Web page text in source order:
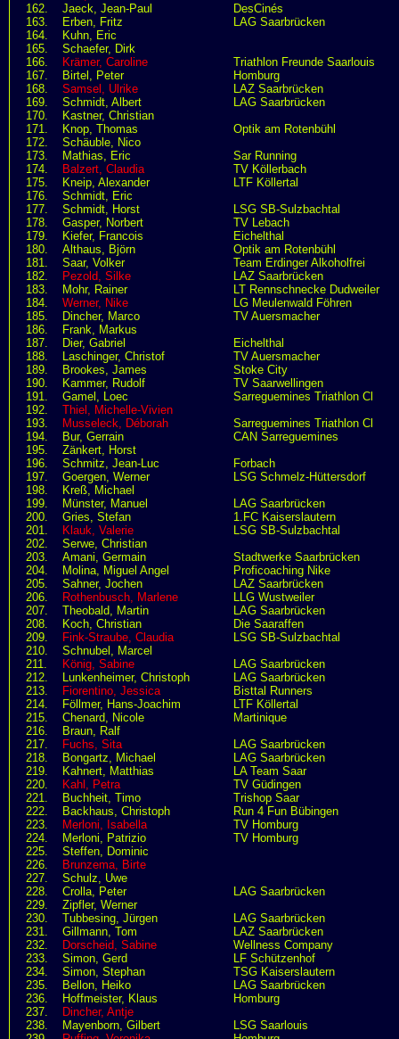
162.
Jaeck, Jean-Paul
DesCinés
163.
Erben, Fritz
LAG Saarbrücken
164.
Kuhn, Eric
165.
Schaefer, Dirk
166.
Krämer, Caroline
Triathlon Freunde Saarlouis
167.
Birtel, Peter
Homburg
168.
Samsel, Ulrike
LAZ Saarbrücken
169.
Schmidt, Albert
LAG Saarbrücken
170.
Kastner, Christian
171.
Knop, Thomas
Optik am Rotenbühl
172.
Schäuble, Nico
173.
Mathias, Eric
Sar Running
174.
Balzert, Claudia
TV Köllerbach
175.
Kneip, Alexander
LTF Köllertal
176.
Schmidt, Eric
177.
Schmidt, Horst
LSG SB-Sulzbachtal
178.
Gasper, Norbert
TV Lebach
179.
Kiefer, Francois
Eichelthal
180.
Althaus, Björn
Optik am Rotenbühl
181.
Saar, Volker
Team Erdinger Alkoholfrei
182.
Pezold, Silke
LAZ Saarbrücken
183.
Mohr, Rainer
LT Rennschnecke Dudweiler
184.
Werner, Nike
LG Meulenwald Föhren
185.
Dincher, Marco
TV Auersmacher
186.
Frank, Markus
187.
Dier, Gabriel
Eichelthal
188.
Laschinger, Christof
TV Auersmacher
189.
Brookes, James
Stoke City
190.
Kammer, Rudolf
TV Saarwellingen
191.
Gamel, Loec
Sarreguemines Triathlon Cl
192.
Thiel, Michelle-Vivien
193.
Musseleck, Déborah
Sarreguemines Triathlon Cl
194.
Bur, Gerrain
CAN Sarreguemines
195.
Zänkert, Horst
196.
Schmitz, Jean-Luc
Forbach
197.
Goergen, Werner
LSG Schmelz-Hüttersdorf
198.
Kreß, Michael
199.
Münster, Manuel
LAG Saarbrücken
200.
Gries, Stefan
1.FC Kaiserslautern
201.
Klauk, Valerie
LSG SB-Sulzbachtal
202.
Serwe, Christian
203.
Amani, Germain
Stadtwerke Saarbrücken
204.
Molina, Miguel Angel
Proficoaching Nike
205.
Sahner, Jochen
LAZ Saarbrücken
206.
Rothenbusch, Marlene
LLG Wustweiler
207.
Theobald, Martin
LAG Saarbrücken
208.
Koch, Christian
Die Saaraffen
209.
Fink-Straube, Claudia
LSG SB-Sulzbachtal
210.
Schnubel, Marcel
211.
König, Sabine
LAG Saarbrücken
212.
Lunkenheimer, Christoph
LAG Saarbrücken
213.
Fiorentino, Jessica
Bisttal Runners
214.
Föllmer, Hans-Joachim
LTF Köllertal
215.
Chenard, Nicole
Martinique
216.
Braun, Ralf
217.
Fuchs, Sita
LAG Saarbrücken
218.
Bongartz, Michael
LAG Saarbrücken
219.
Kahnert, Matthias
LA Team Saar
220.
Kahl, Petra
TV Güdingen
221.
Buchheit, Timo
Trishop Saar
222.
Backhaus, Christoph
Run 4 Fun Bübingen
223.
Merloni, Isabella
TV Homburg
224.
Merloni, Patrizio
TV Homburg
225.
Steffen, Dominic
226.
Brunzema, Birte
227.
Schulz, Uwe
228.
Crolla, Peter
LAG Saarbrücken
229.
Zipfler, Werner
230.
Tubbesing, Jürgen
LAG Saarbrücken
231.
Gillmann, Tom
LAZ Saarbrücken
232.
Dorscheid, Sabine
Wellness Company
233.
Simon, Gerd
LF Schützenhof
234.
Simon, Stephan
TSG Kaiserslautern
235.
Bellon, Heiko
LAG Saarbrücken
236.
Hoffmeister, Klaus
Homburg
237.
Dincher, Antje
238.
Mayenborn, Gilbert
LSG Saarlouis